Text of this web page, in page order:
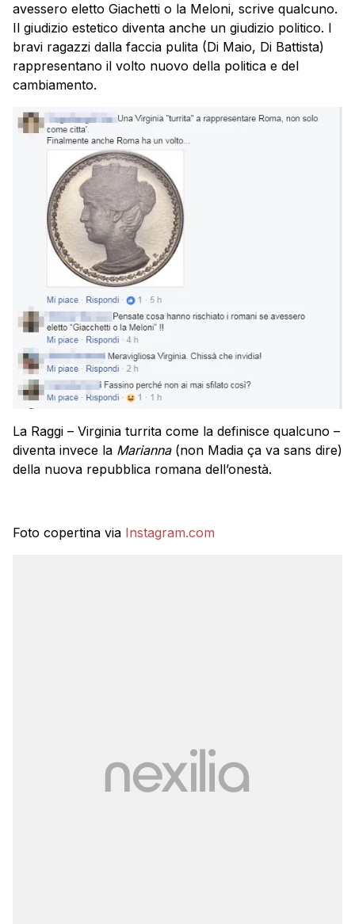
avessero eletto Giachetti o la Meloni, scrive qualcuno.
Il giudizio estetico diventa anche un giudizio politico. I
bravi ragazzi dalla faccia pulita (Di Maio, Di Battista)
rappresentano il volto nuovo della politica e del
cambiamento.
La Raggi – Virginia turrita come la definisce qualcuno –
diventa invece la Marianna(non Madia ça va sans dire)
della nuova repubblica romana dell’onestà.
Foto copertina via Instagram.com